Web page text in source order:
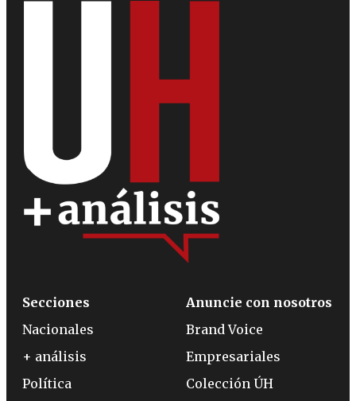
Secciones
Nacionales
+ análisis
Política
Anuncie con nosotros
Brand Voice
Empresariales
Colección ÚH